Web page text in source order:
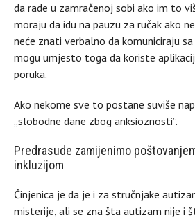
da rade u zamračenoj sobi ako im to
moraju da idu na pauzu za ručak ako
neće znati verbalno da komuniciraju
mogu umjesto toga da koriste
poruka.
Ako nekome sve to postane suviše
„slobodne dane zbog anksioznosti”.
Predrasude zamijenimo
inkluzijom
Činjenica je da je i za stručnjake
misterije, ali se zna šta autizam nije i